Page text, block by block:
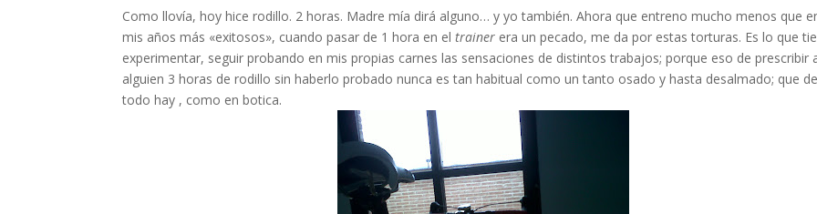
Como llovía, hoy hice rodillo. 2 horas. Madre mía dirá alguno… y yo también. Ahora que entreno mucho menos que
mis años más «exitosos», cuando pasar de 1 hora en eltrainer era un pecado, me da por estas torturas. Es lo que
experimentar, seguir probando en mis propias carnes las sensaciones de distintos trabajos; porque eso de prescribir
alguien 3 horas de rodillo sin haberlo probado nunca es tan habitual como un tanto osado y hasta desalmado; que
todo hay , como en botica.